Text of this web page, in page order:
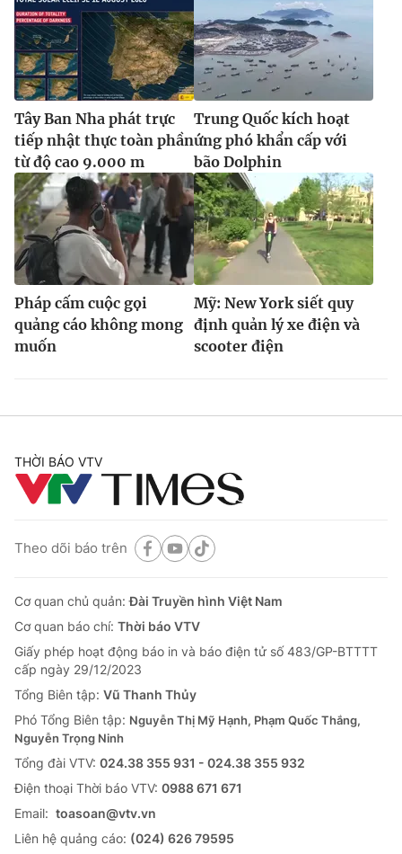
Tây Ban Nha phát trực
tiếp nhật thực toàn phần
từ độ cao 9.000 m
Trung Quốc kích hoạt
ứng phó khẩn cấp với
bão Dolphin
Pháp cấm cuộc gọi
quảng cáo không mong
muốn
Mỹ: New York siết quy
định quản lý xe điện và
scooter điện
THỜI BÁO VTV
Theo dõi báo trên
Cơ quan chủ quản:Đài Truyền hình Việt Nam
Cơ quan báo chí: Thời báo VTV
Giấy phép hoạt động báo in và báo điện tử số 483/GP-BTTTT
cấp ngày 29/12/2023
Tổng Biên tập: Vũ Thanh Thủy
Phó Tổng Biên tập: Nguyễn Thị Mỹ Hạnh, Phạm Quốc Thắng,
Nguyễn Trọng Ninh
Tổng đài VTV: 024.38 355 931 - 024.38 355 932
Ðiện thoại Thời báo VTV: 0988 671 671
Email: toasoan@vtv.vn
Liên hệ quảng cáo: (024) 626 79595